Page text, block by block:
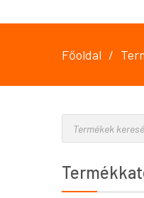
Főoldal